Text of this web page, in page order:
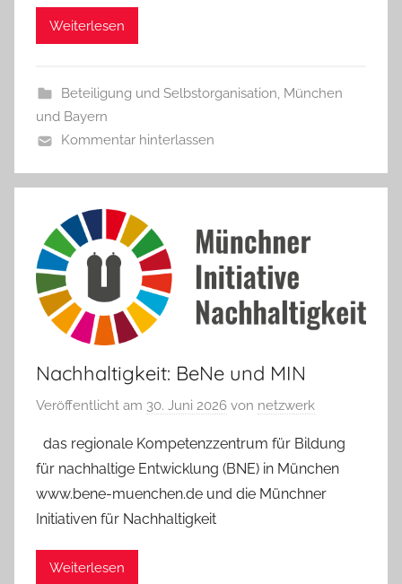
Weiterlesen
Beteiligung und Selbstorganisation, München
und Bayern
Kommentar hinterlassen
Nachhaltigkeit: BeNe und MIN
Veröffentlicht am 30. Juni 2026 von netzwerk
das regionale Kompetenzzentrum für Bildung
für nachhaltige Entwicklung (BNE) in München
www.bene-muenchen.de und die Münchner
Initiativen für Nachhaltigkeit
Weiterlesen